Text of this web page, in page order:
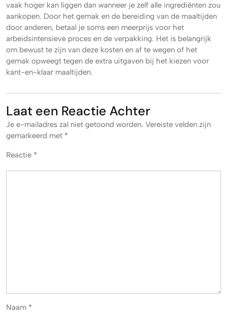
vaak hoger kan liggen dan wanneer je zelf alle ingrediënten zou
aankopen. Door het gemak en de bereiding van de maaltijden
door anderen, betaal je soms een meerprijs voor het
arbeidsintensieve proces en de verpakking. Het is belangrijk
om bewust te zijn van deze kosten en af te wegen of het
gemak opweegt tegen de extra uitgaven bij het kiezen voor
kant-en-klaar maaltijden.
Laat een Reactie Achter
Je e-mailadres zal niet getoond worden. Vereiste velden zijn
gemarkeerd met *
Reactie *
Naam *